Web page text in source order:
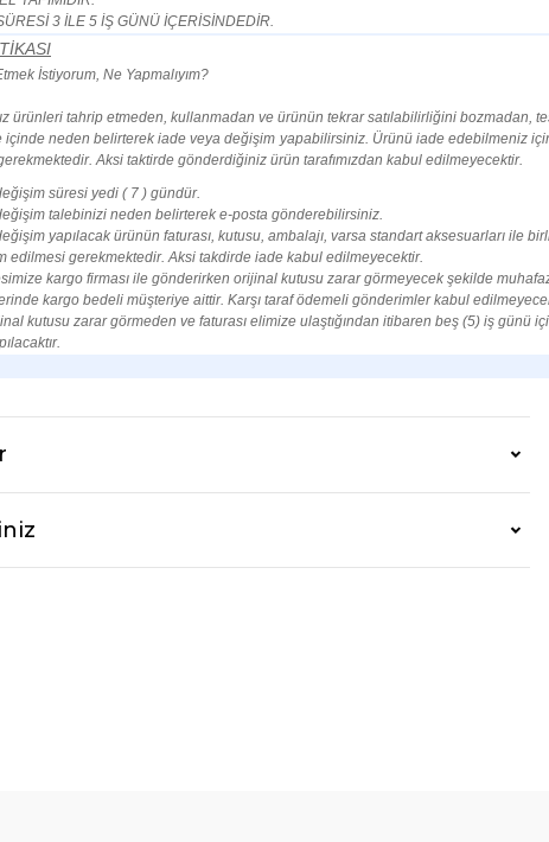
3 İLE 5 İŞ GÜNÜ İÇERİSİNDEDİR.
İstiyorum, Ne Yapmalıyım?
ürünleri tahrip etmeden, kullanmadan ve ürünün tekrar satılabilirliğini bozmadan,
içinde neden belirterek iade veya değişim yapabilirsiniz. Ürünü iade edebilmeniz
Aksi taktirde gönderdiğiniz ürün tarafımızdan kabul edilmeyecektir.
süresi yedi ( 7 ) gündür.
talebinizi neden belirterek e-posta gönderebilirsiniz.
yapılacak ürünün faturası, kutusu, ambalajı, varsa standart aksesuarları ile
edilmesi gerekmektedir. Aksi takdirde iade kabul edilmeyecektir.
kargo firması ile gönderirken orijinal kutusu zarar görmeyecek şekilde
kargo bedeli müşteriye aittir. Karşı taraf ödemeli gönderimler kabul
kutusu zarar görmeden ve faturası elimize ulaştığından itibaren beş (5) iş günü